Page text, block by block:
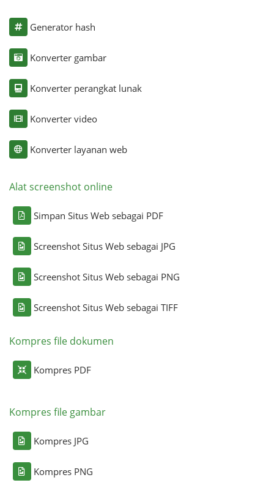
Generator hash
Konverter gambar
Konverter perangkat lunak
Konverter video
Konverter layanan web
Alat screenshot online
Simpan Situs Web sebagai PDF
Screenshot Situs Web sebagai JPG
Screenshot Situs Web sebagai PNG
Screenshot Situs Web sebagai TIFF
Kompres file dokumen
Kompres PDF
Kompres file gambar
Kompres JPG
Kompres PNG